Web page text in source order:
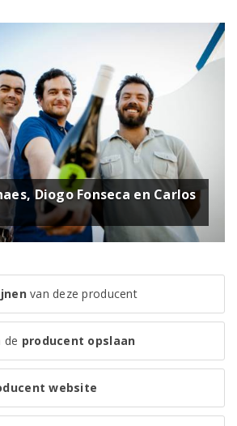
Diogo Fonseca en Carlos
van deze producent
de producent opslaan
website